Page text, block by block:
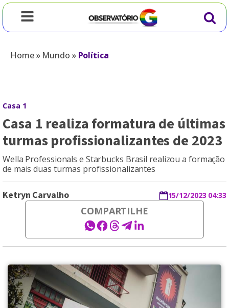
Home» Mundo » Política
Casa 1
Casa 1 realiza formatura de últimas
turmas profissionalizantes de 2023
Wella Professionals e Starbucks Brasil realizou a formação
de mais duas turmas profissionalizantes
Ketryn Carvalho 15/12/2023 04:33
COMPARTILHE